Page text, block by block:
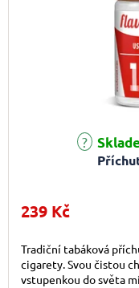
239 Kč
Tradiční tabáková
cigarety. Svou čistou
vstupenkou do světa